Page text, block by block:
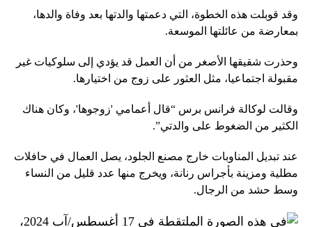
وقد قوبلت هذه الخطوة، التي دعمتها والدتها بعد وفاة والدها،
بمعارضة من عائلتها الموسعة.
وحذرت شقيقها الأصغر من أن العمل قد يؤدي إلى سلوكيات غير
مقبولة اجتماعيا، مثل العثور على زوج من اختيارها.
وقالت لوكالة فرانس برس “قال أعمامي 'زوجوها'، وكان هناك
الكثير من الضغوط على والدتي”.
عند تبديل المناوبات خارج مصنع الجلود، يصل العمال في حافلات
مطلية ومزينة بأجراس رنانة، ويخرج منها عدد قليل من النساء
وسط حشد من الرجال.